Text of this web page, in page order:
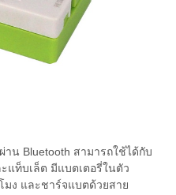
าน Bluetooth สามารถใช้ได้กับ
แท็บเล็ต มีแบตเตอรี่ในตัว
มง และชาร์จแบตด้วยสาย